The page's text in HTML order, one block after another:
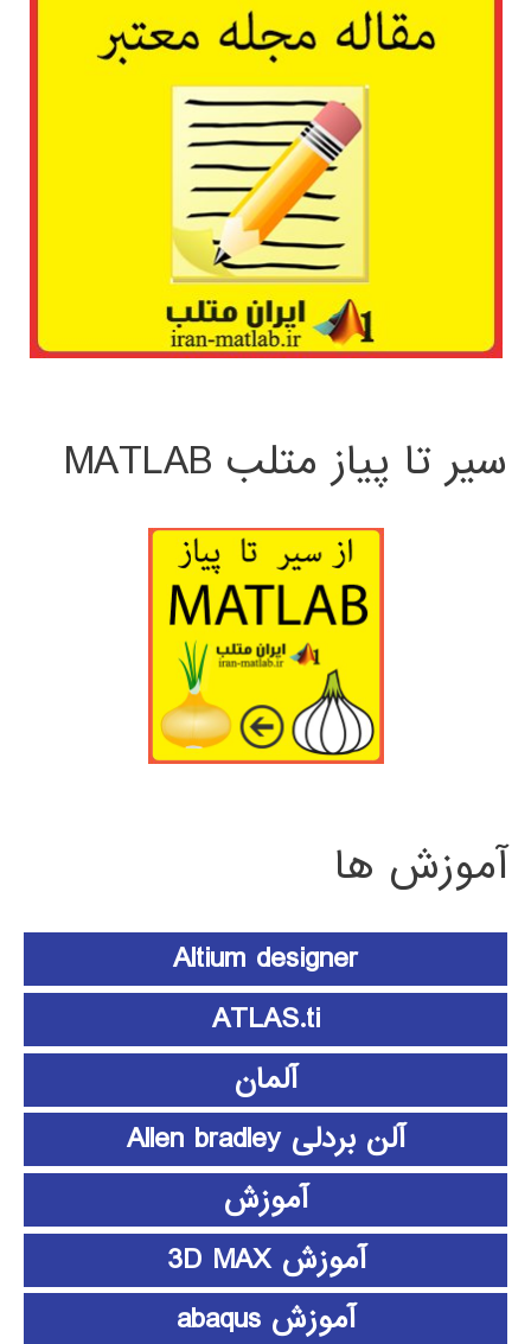
سیر تا پیاز متلب MATLAB
آموزش ها
Altium designer
ATLAS.ti
آلمان
آلن بردلی Allen bradley
آموزش
آموزش 3D MAX
آموزش abaqus